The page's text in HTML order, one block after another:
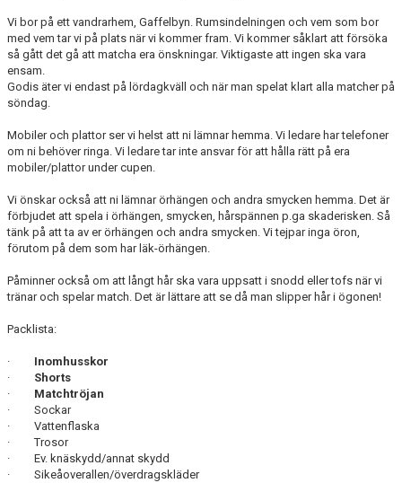
MATCHER
Vi bor på ett vandrarhem, Gaffelbyn. Rumsindelningen och vem som bor
med vem tar vi på plats när vi kommer fram. Vi kommer såklart att försöka
så gått det gå att matcha era önskningar. Viktigaste att ingen ska vara
ensam.
Godis äter vi endast på lördagkväll och när man spelat klart alla matcher på
söndag.
Mobiler och plattor ser vi helst att ni lämnar hemma. Vi ledare har telefoner
om ni behöver ringa. Vi ledare tar inte ansvar för att hålla rätt på era
mobiler/plattor under cupen.
Vi önskar också att ni lämnar örhängen och andra smycken hemma. Det är
förbjudet att spela i örhängen, smycken, hårspännen p.ga skaderisken. Så
tänk på att ta av er örhängen och andra smycken. Vi tejpar inga öron,
förutom på dem som har läk-örhängen.
Påminner också om att långt hår ska vara uppsatt i snodd eller tofs när vi
tränar och spelar match. Det är lättare att se då man slipper hår i ögonen!
Packlista:
· Inomhusskor
· Shorts
· Matchtröjan
· Sockar
· Vattenflaska
· Trosor
· Ev. knäskydd/annat skydd
· Sikeåoverallen/överdragskläder